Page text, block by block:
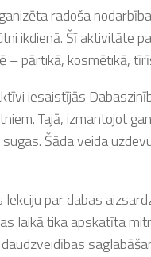
radoša
ikdienā. Šī aktivitāte
– pārtikā, kosmētikā,
iesaistījās
Tajā, izmantojot
Šāda veida
par dabas
laikā tika apskatīta